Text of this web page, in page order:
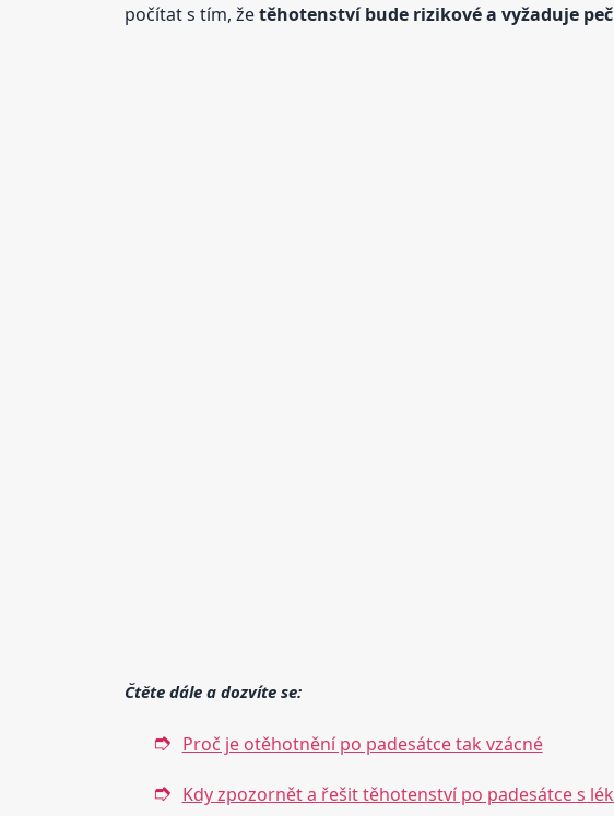
počítat s tím, žetěhotenství bude rizikové a vyžaduje
Čtěte dále a dozvíte se:
Proč je otěhotnění po padesátce tak vzácné
Kdy zpozornět a řešit těhotenství po padesátce s